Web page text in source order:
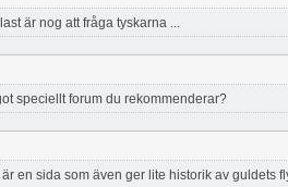
är nog att fråga tyskarna ...
speciellt forum du rekommenderar?
är en sida som även ger lite historik av guldets